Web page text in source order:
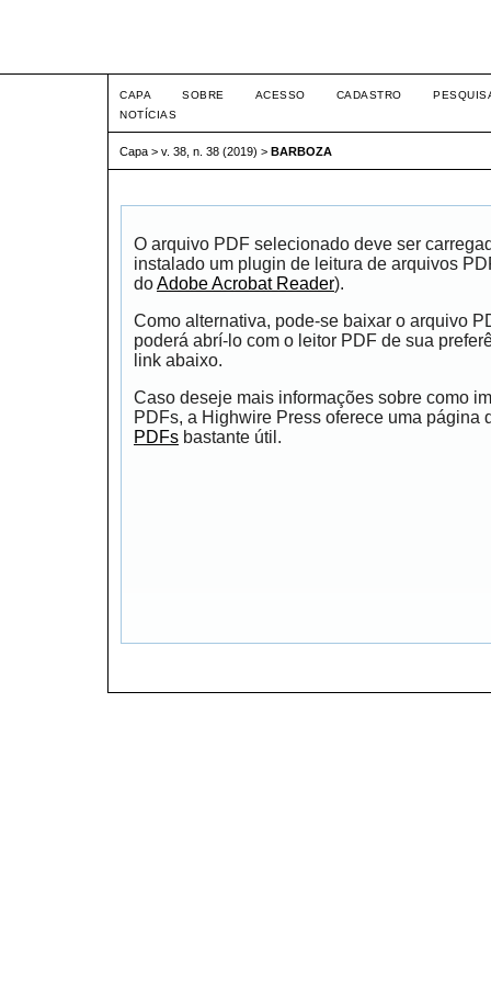
CAPA SOBRE ACESSO CADASTRO
NOTÍCIAS
Capa > v. 38, n. 38 (2019) > BARBOZA
O arquivo PDF selecionado deve ser
instalado um plugin de leitura de arquivos
doAdobe Acrobat Reader).
Como alternativa, pode-se baixar o arquivo
poderá abrí-lo com o leitor PDF de sua
link abaixo.
Caso deseje mais informações sobre como
PDFs, a Highwire Press oferece uma página
PDFs bastante útil.